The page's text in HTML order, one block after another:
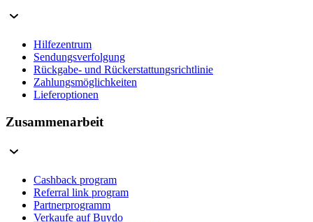
Hilfezentrum
Sendungsverfolgung
Rückgabe- und Rückerstattungsrichtlinie
Zahlungsmöglichkeiten
Lieferoptionen
Zusammenarbeit
Cashback program
Referral link program
Partnerprogramm
Verkaufe auf Buydo